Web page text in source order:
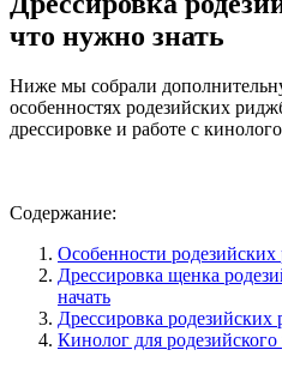
что нужно знать
Ниже мы собрали
особенностях родезийских
дрессировке и работе с
Содержание:
Особенности родезийских
Дрессировка щенка
начать
Дрессировка
Кинолог для